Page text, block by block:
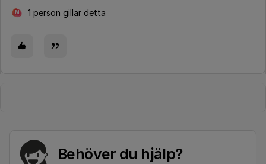
M 1 person gillar detta
Behöver du hjälp?